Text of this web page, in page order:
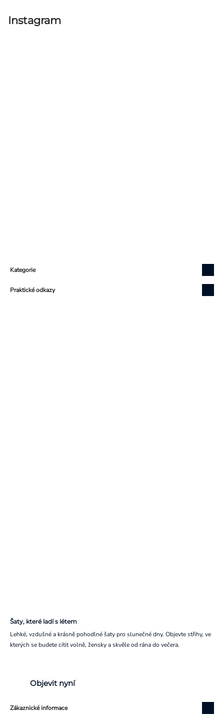
Instagram
Kategorie
Praktické odkazy
Šaty, které ladí s létem
Lehké, vzdušné a krásně pohodlné šaty pro slunečné dny. Objevte střihy, ve
kterých se budete cítit volně, žensky a skvěle od rána do večera.
Objevit nyní
Zákaznické informace